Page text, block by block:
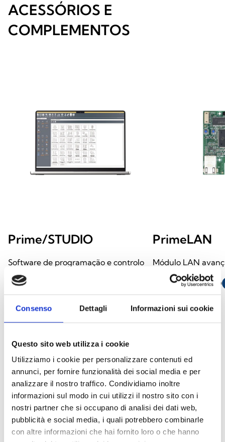
Consenso Dettagli Informazioni sui cookie
Questo sito web utilizza i cookie
Utilizziamo i cookie per personalizzare contenuti ed
annunci, per fornire funzionalità dei social media e per
analizzare il nostro traffico. Condividiamo inoltre
informazioni sul modo in cui utilizzi il nostro sito con i
nostri partner che si occupano di analisi dei dati web,
pubblicità e social media, i quali potrebbero combinarle
con altre informazioni che hai fornito loro o che hanno
ACESSÓRIOS E
COMPLEMENTOS
Prime/STUDIO
Software de programação e controlo
das centrais anti‑intrusão Prime
ABRIR LIGAÇÃO south_east
PrimeLAN
Módulo LAN
ABRIR LIGAÇÃO
arrow_back
Este produto está disponível nas seguintes
versões